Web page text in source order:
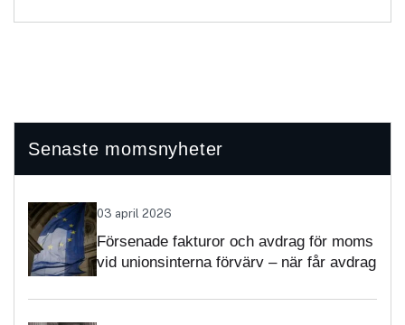
Senaste momsnyheter
03 april 2026
Försenade fakturor och avdrag för moms
vid unionsinterna förvärv – när får avdrag